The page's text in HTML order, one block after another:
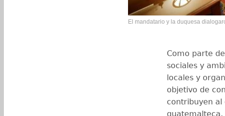
El mandatario y la duquesa
Como parte
sociales y
locales y
objetivo de
contribuyen al
guatemalteca.